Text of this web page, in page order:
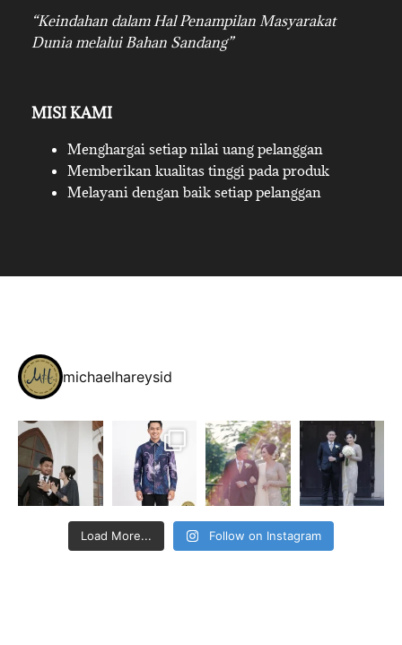
“Keindahan dalam Hal Penampilan Masyarakat
Dunia melalui Bahan Sandang”
MISI KAMI
Menghargai setiap nilai uang pelanggan
Memberikan kualitas tinggi pada produk
Melayani dengan baik setiap pelanggan
michaelhareysid
Load More... Follow on Instagram